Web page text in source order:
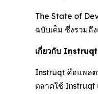
The State of
ฉบับเต็ม ซึ่งรวมถึ
เกี่ยวกับ Instruqt
Instruqt คือแพล
ตลาดใช้